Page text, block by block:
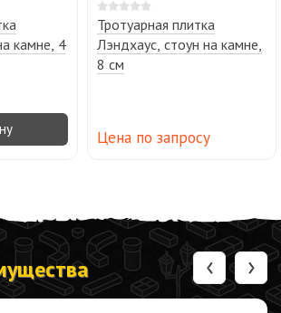
камне, 4
Тротуарная плитка
Лэндхаус, стоун на камне,
8 см
Цена по запросу
‹ ›